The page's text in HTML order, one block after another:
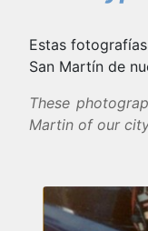
Estas
San Martín de
These
Martin of our